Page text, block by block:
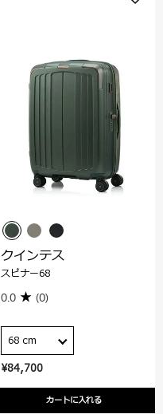
¥84,700
カートに入れる
クインテス
スピナー68
0.0 (0)
68 cm